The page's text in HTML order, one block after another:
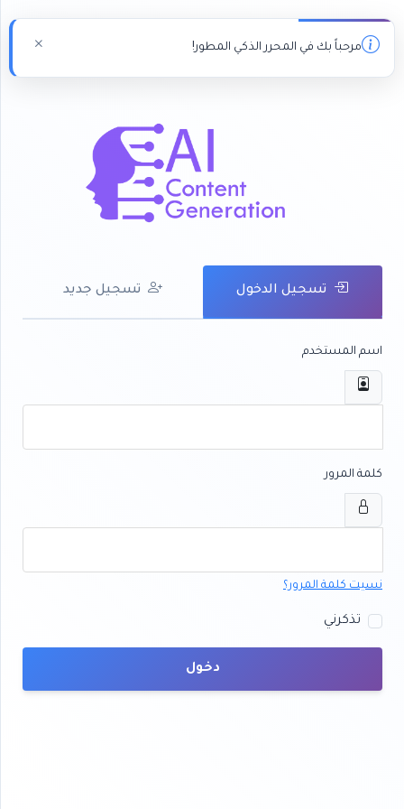
تسجيل الدخول تسجيل جديد
اسم المستخدم
كلمة المرور
نسيت كلمة المرور؟
تذكرني
دخول
مرحباً بك في المحرر الذكي المطور!